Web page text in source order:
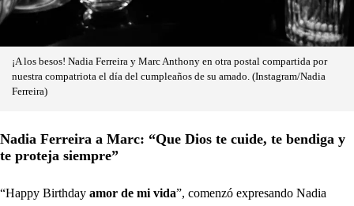
¡A los besos! Nadia Ferreira y Marc Anthony en otra postal compartida por
nuestra compatriota el día del cumpleaños de su amado. (Instagram/Nadia
Ferreira)
Nadia Ferreira a Marc: “Que Dios te cuide, te bendiga y
te proteja siempre”
“Happy Birthday amor de mi vida”, comenzó expresando Nadia